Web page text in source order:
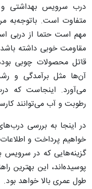
درب سرویس بهداشتی و
متفاوت است. باتوجه‌به
مهم است حتما از دربی
مقاومت خوبی داشته
قاتل محصولات چوبی
آن‌ها مثل برآمدگی و
رطوبت و آب می‌توانند
در اینجا به بررسی
خواهیم پرداخت و
گزینه‌هایی که در سرویس
پوسیده‌اند، این بهترین
طول عمری بالا خواهد بود.